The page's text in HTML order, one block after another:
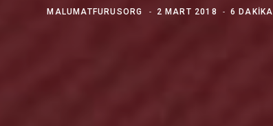
MALUMATFURUSORG 2 MART 2018 6 DAKIKA